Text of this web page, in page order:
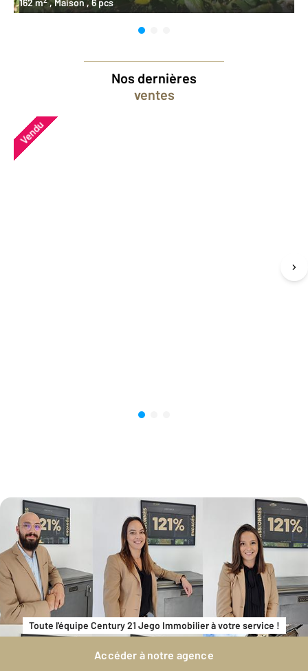
Nos dernières
ventes
Vendu
Toute l'équipe Century 21 Jego Immobilier à votre service !
Accéder à notre agence